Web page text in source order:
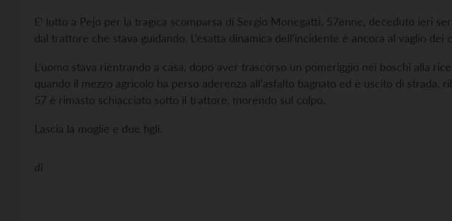
E’ lutto a Pejo per la tragica scomparsa di Sergio Monegatti, 57enne, deceduto ieri
dal trattore che stava guidando. L’esatta dinamica dell’incidente è ancora al vaglio dei
L’uomo stava rientrando a casa, dopo aver trascorso un pomeriggio nei boschi alla
quando il mezzo agricolo ha perso aderenza all’asfalto bagnato ed è uscito di strada,
57 è rimasto schiacciato sotto il trattore, morendo sul colpo.
Lascia la moglie e due figli.
di